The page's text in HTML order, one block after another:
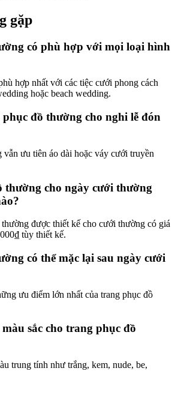
gặp
có phù hợp với mọi loại hình
hợp nhất với các tiệc cưới phong cách
hoặc beach wedding.
đồ thường cho nghi lễ đón
ưu tiên áo dài hoặc váy cưới truyền
thường cho ngày cưới thường
được thiết kế cho cưới thường có giá
tùy thiết kế.
có thể mặc lại sau ngày cưới
ưu điểm lớn nhất của trang phục đồ
sắc cho trang phục đồ
trung tính như trắng, kem, nude, be,